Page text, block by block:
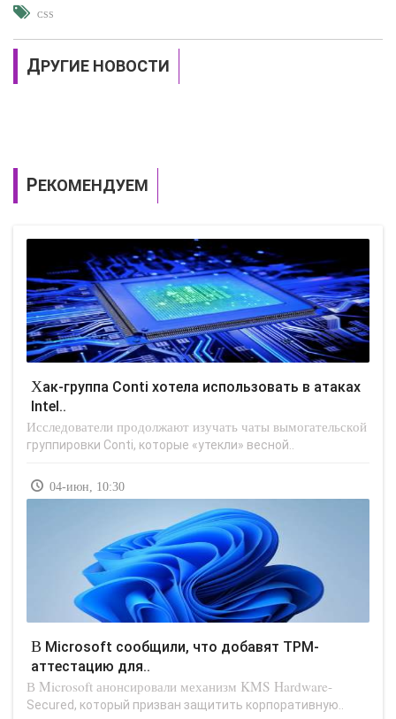
CSS
ДРУГИЕ НОВОСТИ
РЕКОМЕНДУЕМ
Хак-группа Conti хотела использовать в атаках
Intel..
Исследователи продолжают изучать чаты вымогательской
группировки Conti, которые «утекли» весной..
04-июн, 10:30
В Microsoft сообщили, что добавят TPM-
аттестацию для..
В Microsoft анонсировали механизм KMS Hardware-
Secured, который призван защитить корпоративную..